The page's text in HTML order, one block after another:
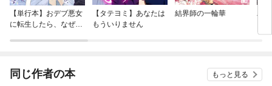
【単行本】おデブ悪女
に転生したら、なぜか
【タテヨミ】あなたは
もういりません
結界師の一輪華
バ
今
同じ作者の本 もっと見る